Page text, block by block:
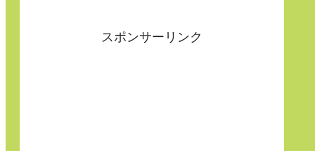
スポンサーリンク